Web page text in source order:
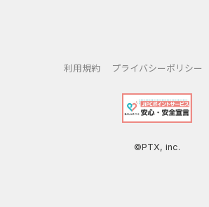
利用規約 プライバシーポリシー
©PTX, inc.